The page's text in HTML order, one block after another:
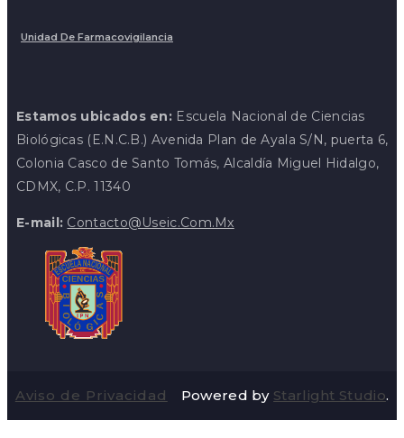
Unidad De Farmacovigilancia
Estamos ubicados en: Escuela Nacional de Ciencias
Biológicas (E.N.C.B.) Avenida Plan de Ayala S/N, puerta 6,
Colonia Casco de Santo Tomás, Alcaldía Miguel Hidalgo,
CDMX, C.P. 11340
E-mail: Contacto@useic.com.mx
Aviso de Privacidad Powered by Starlight Studio.